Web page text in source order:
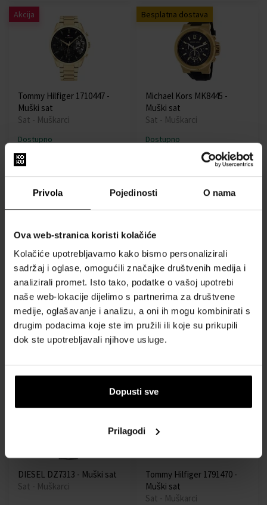
Privola Pojedinosti O nama
Ova web-stranica koristi kolačiće
Kolačiće upotrebljavamo kako bismo personalizirali
sadržaj i oglase, omogućili značajke društvenih medija i
analizirali promet. Isto tako, podatke o vašoj upotrebi
naše web-lokacije dijelimo s partnerima za društvene
medije, oglašavanje i analizu, a oni ih mogu kombinirati s
drugim podacima koje ste im pružili ili koje su prikupili
dok ste upotrebljavali njihove usluge.
Dopusti sve
Prilagodi
Akcija
Tommy Hilfiger 1710447 -
Muški sat
Sat - Muškarci
Dostupno
110,00 € 99,00 €
Besplatna dostava
Michael Kors MK8445 -
Muški sat
Sat - Muškarci
Dostupno
109,00 €
Burberry BU9354 - Muški
sat
Sat - Muškarci
Dostupno
220,00 € 159,00 €
Casio AE-1200WH-1AVEF -
Muški sat
Sat - Muškarci
Dostupno
39,90 € 35,91 €
DIESEL DZ7313 - Muški sat
Sat - Muškarci
Akcija
Tommy Hilfiger 1791470 -
Muški sat
Sat - Muškarci